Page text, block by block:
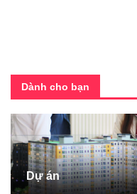
Dành cho bạn
Dự án